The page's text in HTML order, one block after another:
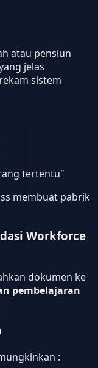
atau pensiun
jelas
sistem
tertentu"
membuat pabrik
Workforce
dokumen ke
pembelajaran
: